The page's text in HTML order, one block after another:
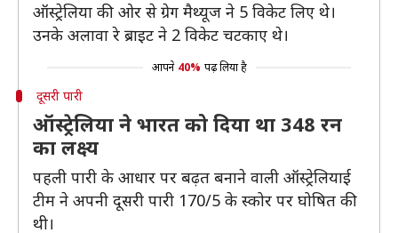
ऑस्ट्रेलिया की ओर से ग्रेग मैथ्यूज ने 5 विकेट लिए थे।
उनके अलावा रे ब्राइट ने 2 विकेट चटकाए थे।
आपने 40% पढ़ लिया है
दूसरी पारी
ऑस्ट्रेलिया ने भारत को दिया था 348 रन
का लक्ष्य
पहली पारी के आधार पर बढ़त बनाने वाली ऑस्ट्रेलियाई
टीम ने अपनी दूसरी पारी 170/5 के स्कोर पर घोषित की
थी।